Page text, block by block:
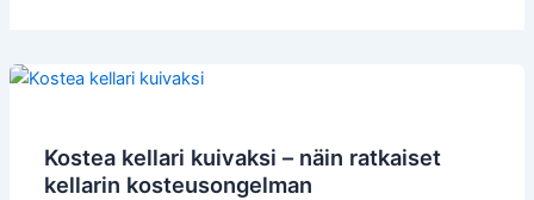
Kostea kellari kuivaksi – näin ratkaiset
kellarin kosteusongelman
Kostea
–
näin